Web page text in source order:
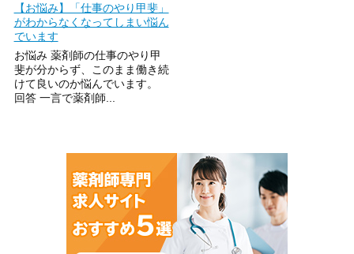
【お悩み】「仕事のやり甲斐」
がわからなくなってしまい悩ん
でいます
お悩み 薬剤師の仕事のやり甲
斐が分からず、このまま働き続
けて良いのか悩んでいます。
回答 一言で薬剤師...